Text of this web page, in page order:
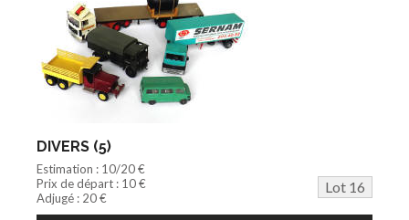
DIVERS (5)
Estimation : 10/20 €
Prix de départ : 10 €
Lot 16
Adjugé : 20 €